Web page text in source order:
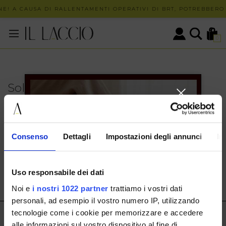
Consenso Dettagli Impostazioni degli annunci
Uso responsabile dei dati
Noi e i nostri 1022 partner trattiamo i vostri dati
personali, ad esempio il vostro numero IP, utilizzando
tecnologie come i cookie per memorizzare e accedere
A CAUSA DI RALLENTAMENTI OPERATIVI DI BRT,
0
Solo in negozio
PUOI TROVARE QUESTO ARTICOLO SOLO PRESSO I
NOSTRI PUNTI VENDITA:
customerservice@illaccio.it
IL LACCIO